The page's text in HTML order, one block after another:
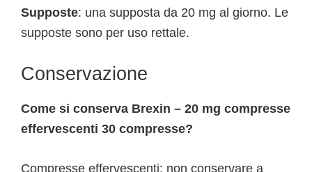
Supposte: una supposta da 20 mg al giorno. Le
supposte sono per uso rettale.
Conservazione
Come si conserva Brexin – 20 mg compresse
effervescenti 30 compresse?
Compresse effervescenti: non conservare a